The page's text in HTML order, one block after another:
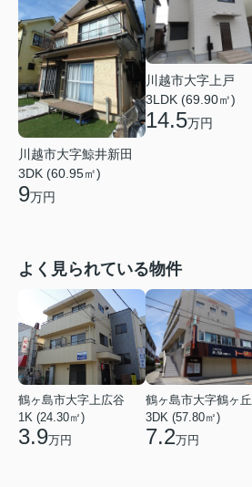
川越市大字鯨井新田
3DK (60.95㎡)
9万円
川越市大字上戸
3LDK (69.90㎡)
14.5万円
よく見られている物件
鶴ヶ島市大字上広谷
1K (24.30㎡)
3.9万円
鶴ヶ島市大字鶴ヶ丘
3DK (57.80㎡)
7.2万円